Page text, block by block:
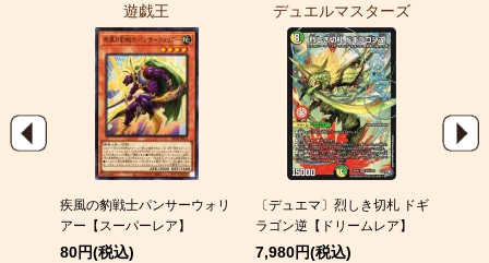
遊戯王
疾風の豹戦士パンサーウォリ
アー【スーパーレア】
80円(税込)
デュエルマスターズ
〔デュエマ〕烈しき切札 ドギ
ラゴン逆【ドリームレア】
7,980円(税込)